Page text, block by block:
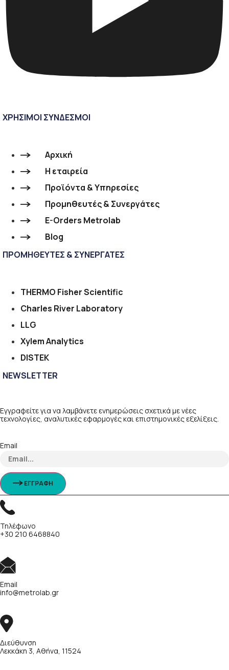
ΧΡΗΣΙΜΟΙ ΣΥΝΔΕΣΜΟΙ
Αρχική
Η εταιρεία
Προϊόντα & Υπηρεσίες
Προμηθευτές & Συνεργάτες
E-Orders Metrolab
Blog
ΠΡΟΜΗΘΕΥΤΕΣ & ΣΥΝΕΡΓΑΤΕΣ
THERMO Fisher Scientific
Charles River Laboratory
LLG
Xylem Analytics
DISTEK
NEWSLETTER
Εγγραφείτε για να λαμβάνετε ενημερώσεις σχετικά με νέες
τεχνολογίες, αναλυτικές εφαρμογές και επιστημονικές εξελίξεις.
Email
ΕΓΓΡΑΦΗ
Τηλέφωνο
+30 210 6468840
Email
info@metrolab.gr
Διεύθυνση
Λεκκάκη 3, Αθήνα, 11524